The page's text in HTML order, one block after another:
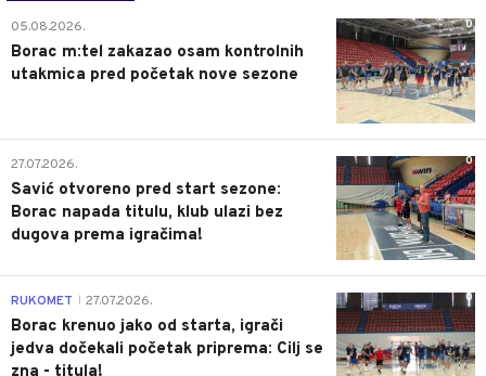
0
05.08.2026.
Borac m:tel zakazao osam kontrolnih
utakmica pred početak nove sezone
0
27.07.2026.
Savić otvoreno pred start sezone:
Borac napada titulu, klub ulazi bez
dugova prema igračima!
0
RUKOMET 27.07.2026.
Borac krenuo jako od starta, igrači
jedva dočekali početak priprema: Cilj se